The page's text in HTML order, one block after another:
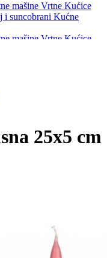
mašine Vrtne Kućice
i suncobrani Kućne
mašine Vrtne Kućice
25x5 cm